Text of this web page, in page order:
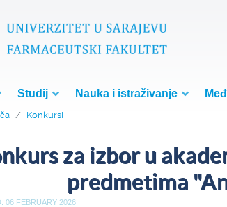
Studij Nauka i istraživanje
Konkursi
za izbor u
predmetima
06 FEBRUARY 2026